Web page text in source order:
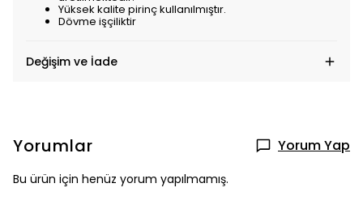
Yüksek kalite pirinç kullanılmıştır.
Dövme işçiliktir
Değişim ve İade
Yorumlar Yorum Yap
Bu ürün için henüz yorum yapılmamış.